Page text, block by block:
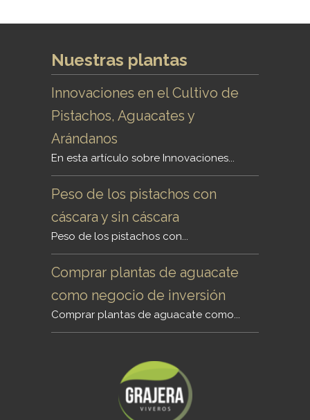
Nuestras plantas
Innovaciones en el Cultivo de
Pistachos, Aguacates y
Arándanos
En esta artículo sobre Innovaciones...
Peso de los pistachos con
cáscara y sin cáscara
Peso de los pistachos con...
Comprar plantas de aguacate
como negocio de inversión
Comprar plantas de aguacate como...